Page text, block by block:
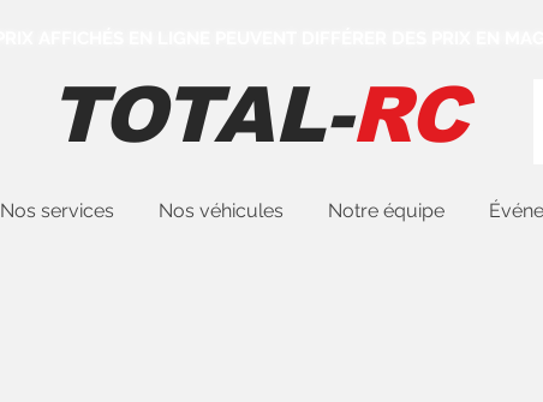
TOTAL-RC
Nos services Nos véhicules Notre équipe